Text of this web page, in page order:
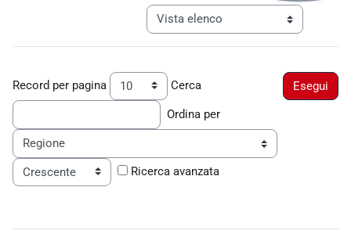
Navigazione terziaria modalità
Record per pagina Cerca
Ordina per
Ricerca avanzata